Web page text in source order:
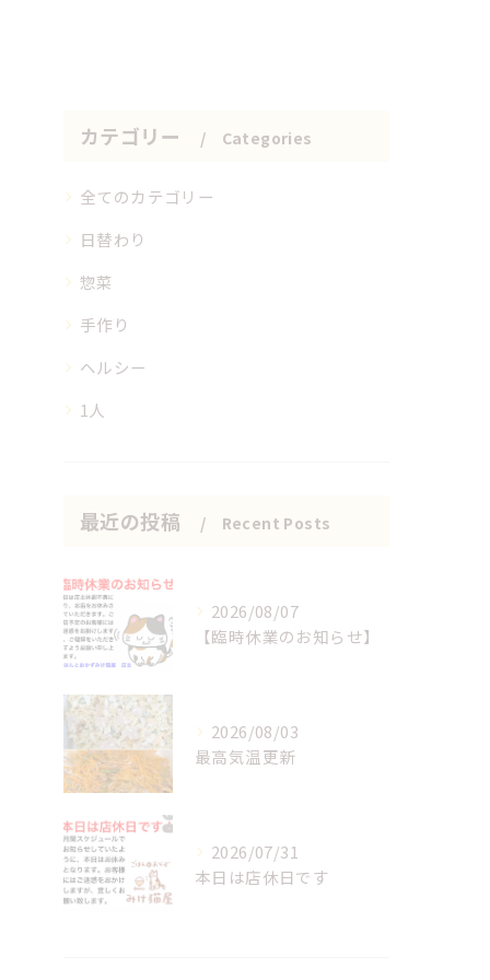
カテゴリー Categories
全てのカテゴリー
日替わり
惣菜
手作り
ヘルシー
1人
最近の投稿 Recent Posts
2026/08/07
【臨時休業のお知らせ】
2026/08/03
最高気温更新
2026/07/31
本日は店休日です